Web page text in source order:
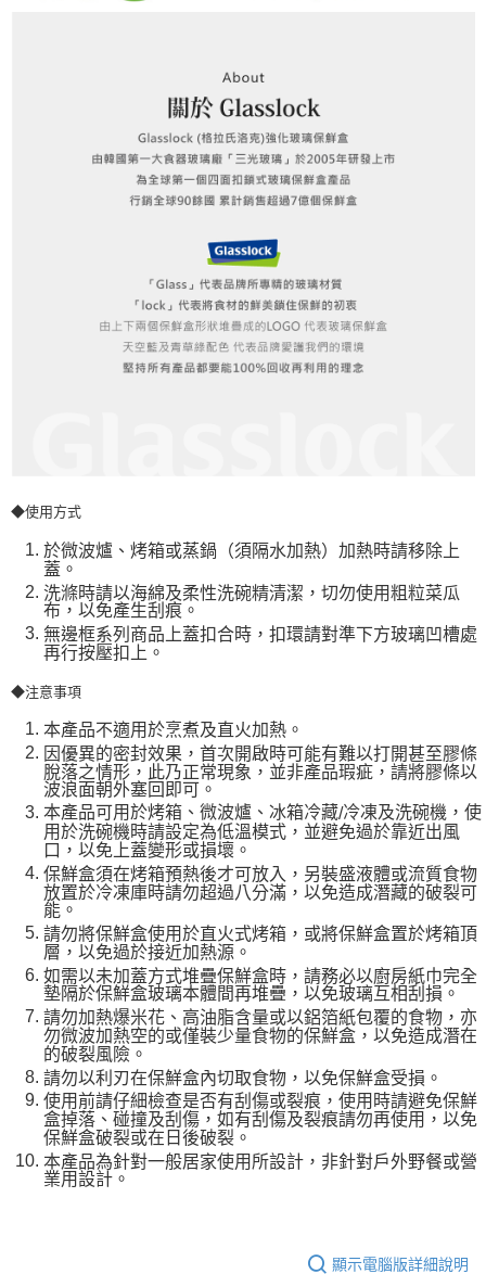
◆使用方式
於微波爐、烤箱或蒸鍋（須隔水加熱）加熱時請移除上
蓋。
洗滌時請以海綿及柔性洗碗精清潔，切勿使用粗粒菜瓜
布，以免產生刮痕。
無邊框系列商品上蓋扣合時，扣環請對準下方玻璃凹槽處
再行按壓扣上。
◆注意事項
本產品不適用於烹煮及直火加熱。
因優異的密封效果，首次開啟時可能有難以打開甚至膠條
脫落之情形，此乃正常現象，並非產品瑕疵，請將膠條以
波浪面朝外塞回即可。
本產品可用於烤箱、微波爐、冰箱冷藏/冷凍及洗碗機，使
用於洗碗機時請設定為低溫模式，並避免過於靠近出風
口，以免上蓋變形或損壞。
保鮮盒須在烤箱預熱後才可放入，另裝盛液體或流質食物
放置於冷凍庫時請勿超過八分滿，以免造成潛藏的破裂可
能。
請勿將保鮮盒使用於直火式烤箱，或將保鮮盒置於烤箱頂
層，以免過於接近加熱源。
如需以未加蓋方式堆疊保鮮盒時，請務必以廚房紙巾完全
墊隔於保鮮盒玻璃本體間再堆疊，以免玻璃互相刮損。
請勿加熱爆米花、高油脂含量或以鋁箔紙包覆的食物，亦
勿微波加熱空的或僅裝少量食物的保鮮盒，以免造成潛在
的破裂風險。
請勿以利刃在保鮮盒內切取食物，以免保鮮盒受損。
使用前請仔細檢查是否有刮傷或裂痕，使用時請避免保鮮
盒掉落、碰撞及刮傷，如有刮傷及裂痕請勿再使用，以免
保鮮盒破裂或在日後破裂。
本產品為針對一般居家使用所設計，非針對戶外野餐或營
業用設計。
顯示電腦版詳細說明